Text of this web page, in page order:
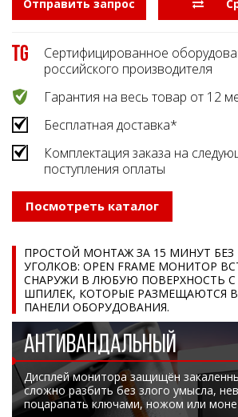
Отправить запрос
Сертифицированное
российского производителя
Гарантия на весь товар от 12
Бесплатная доставка*
Комплектация заказа на
поступления оплаты
Посмотреть каталог
ПРОСТОЙ МОНТАЖ ЗА 15 МИНУТ
УГОЛКОВ: OPEN FRAME МОНИТОР
СНАРУЖИ В ЛЮБУЮ ПОВЕРХНОСТЬ
ШПИЛЕК, КОТОРЫЕ РАЗМЕЩАЮТСЯ
ПАНЕЛИ ОБОРУДОВАНИЯ.
АНТИВАНДАЛЬНЫЙ
Дисплей монитора защищён
сложно разбить без злого умысла,
поцарапать ключами, ножом или